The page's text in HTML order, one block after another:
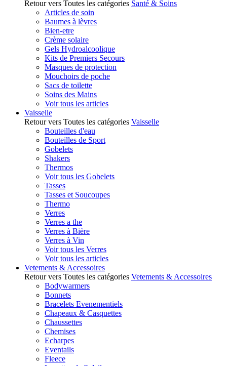
Retour vers Toutes les catégories Santé & Soins
Articles de soin
Baumes à lèvres
Bien-etre
Crème solaire
Gels Hydroalcoolique
Kits de Premiers Secours
Masques de protection
Mouchoirs de poche
Sacs de toilette
Soins des Mains
Voir tous les articles
Vaisselle
Retour vers Toutes les catégories Vaisselle
Bouteilles d'eau
Bouteilles de Sport
Gobelets
Shakers
Thermos
Voir tous les Gobelets
Tasses
Tasses et Soucoupes
Thermo
Verres
Verres a the
Verres à Bière
Verres à Vin
Voir tous les Verres
Voir tous les articles
Vetements & Accessoires
Retour vers Toutes les catégories Vetements & Accessoires
Bodywarmers
Bonnets
Bracelets Evenementiels
Chapeaux & Casquettes
Chaussettes
Chemises
Echarpes
Eventails
Fleece